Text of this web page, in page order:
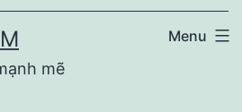
mẽ
Menu